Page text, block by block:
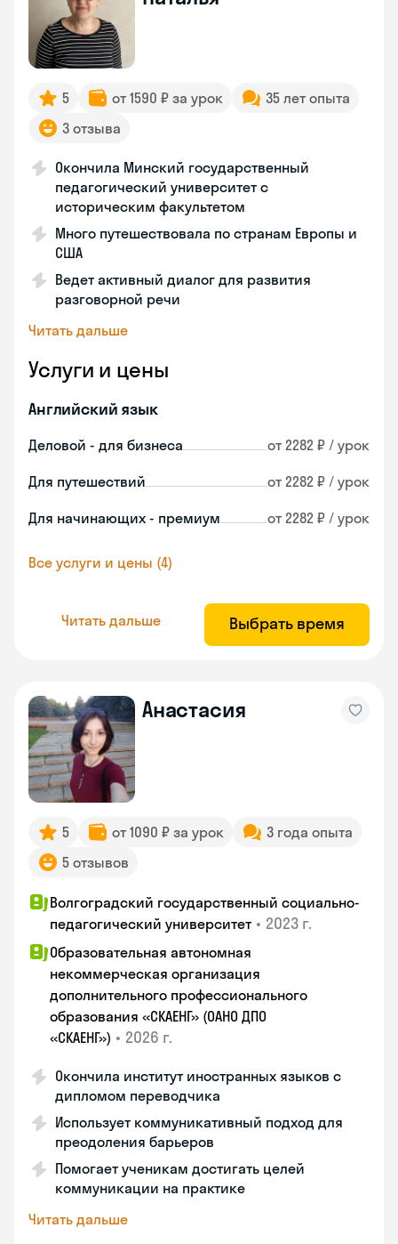
5 от 1590 ₽ за урок
35 лет опыта
3 отзыва
Окончила Минский государственный
педагогический университет с
историческим факультетом
Много путешествовала по странам Европы и
США
Ведет активный диалог для развития
разговорной речи
Читать дальше
Услуги и цены
Английский язык
Деловой - для бизнеса от 2282 ₽ / урок
Для путешествий от 2282 ₽ / урок
Для начинающих - премиум от 2282 ₽ / урок
Все услуги и цены (4)
Читать дальше Выбрать время
Анастасия
5 от 1090 ₽ за урок
3 года опыта
5 отзывов
Волгоградский государственный социально-
педагогический университет • 2023 г.
Образовательная автономная
некоммерческая организация
дополнительного профессионального
образования «СКАЕНГ» (ОАНО ДПО
«СКАЕНГ») • 2026 г.
Окончила институт иностранных языков с
дипломом переводчика
Использует коммуникативный подход для
преодоления барьеров
Помогает ученикам достигать целей
коммуникации на практике
Читать дальше